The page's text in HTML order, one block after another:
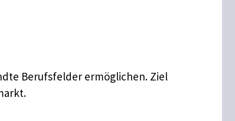
Berufsfelder ermöglichen. Ziel